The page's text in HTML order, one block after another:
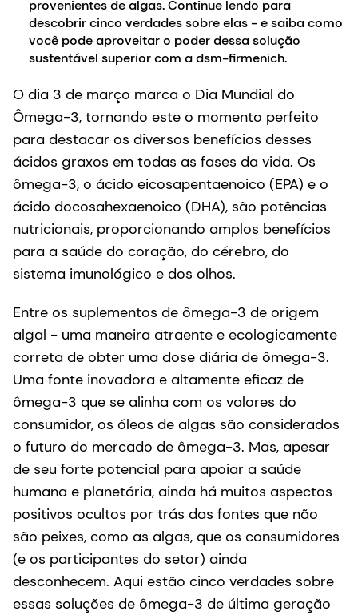
provenientes de algas. Continue lendo para
descobrir cinco verdades sobre elas - e saiba como
você pode aproveitar o poder dessa solução
sustentável superior com a dsm-firmenich.
O dia 3 de março marca o Dia Mundial do
Ômega-3, tornando este o momento perfeito
para destacar os diversos benefícios desses
ácidos graxos em todas as fases da vida. Os
ômega-3, o ácido eicosapentaenoico (EPA) e o
ácido docosahexaenoico (DHA), são potências
nutricionais, proporcionando amplos benefícios
para a saúde do coração, do cérebro, do
sistema imunológico e dos olhos.
Entre os suplementos de ômega-3 de origem
algal - uma maneira atraente e ecologicamente
correta de obter uma dose diária de ômega-3.
Uma fonte inovadora e altamente eficaz de
ômega-3 que se alinha com os valores do
consumidor, os óleos de algas são considerados
o futuro do mercado de ômega-3. Mas, apesar
de seu forte potencial para apoiar a saúde
humana e planetária, ainda há muitos aspectos
positivos ocultos por trás das fontes que não
são peixes, como as algas, que os consumidores
(e os participantes do setor) ainda
desconhecem. Aqui estão cinco verdades sobre
essas soluções de ômega-3 de última geração